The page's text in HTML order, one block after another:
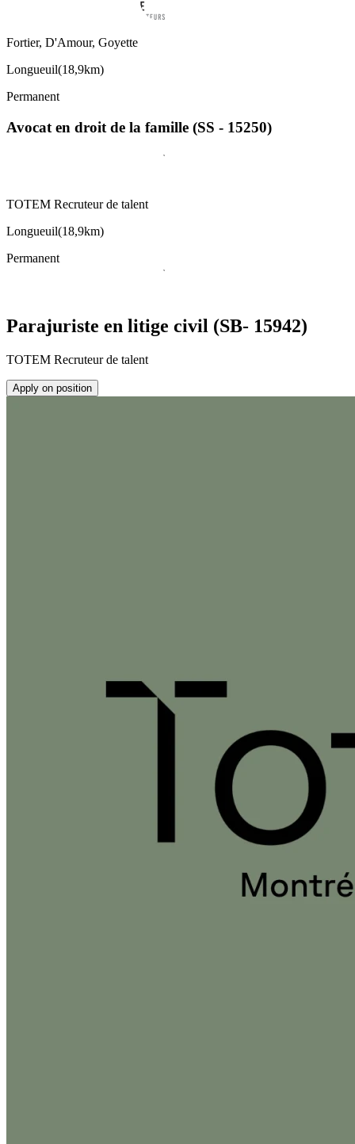
Fortier, D'Amour, Goyette
Longueuil(18,9km)
Permanent
Avocat en droit de la famille (SS - 15250)
TOTEM Recruteur de talent
Longueuil(18,9km)
Permanent
Parajuriste en litige civil (SB- 15942)
TOTEM Recruteur de talent
Apply on position